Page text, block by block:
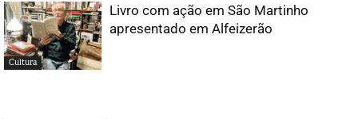
Cultura
Livro com ação em São Martinho
apresentado em Alfeizerão